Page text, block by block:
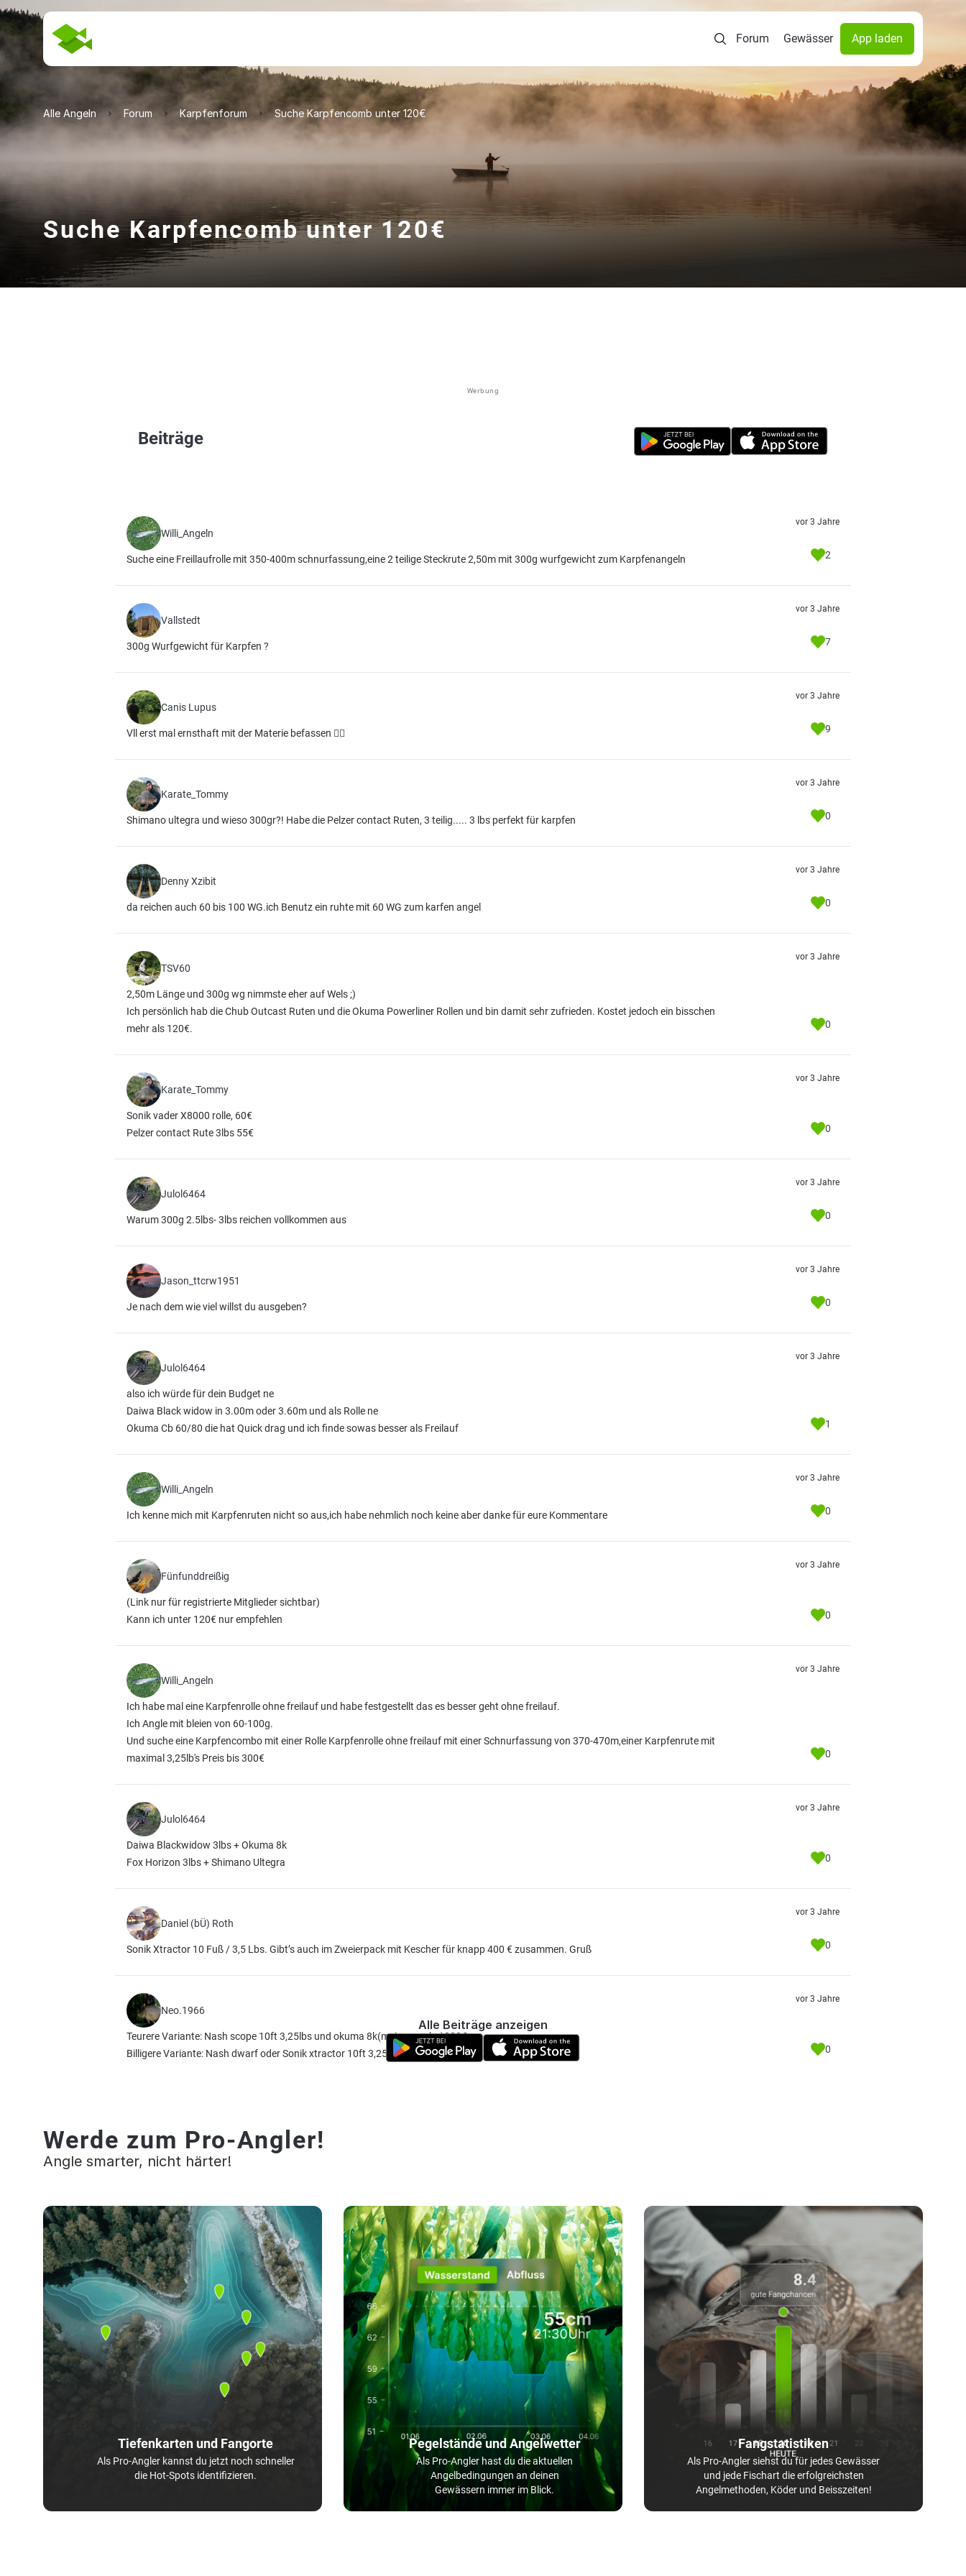
Forum Gewässer App laden
Alle Angeln Forum Karpfenforum Suche Karpfencomb unter 120€
Suche Karpfencomb unter 120€
Werbung
Beiträge
Willi_Angeln
Suche eine Freillaufrolle mit 350-400m schnurfassung,eine 2 teilige Steckrute 2,50m mit 300g wurfgewicht zum Karpfenangeln
vor 3 Jahre
2
Vallstedt
300g Wurfgewicht für Karpfen ?
vor 3 Jahre
7
Canis Lupus
Vll erst mal ernsthaft mit der Materie befassen 🤷‍♂️
vor 3 Jahre
9
Karate_Tommy
Shimano ultegra und wieso 300gr?! Habe die Pelzer contact Ruten, 3 teilig..... 3 lbs perfekt für karpfen
vor 3 Jahre
0
Denny Xzibit
da reichen auch 60 bis 100 WG.ich Benutz ein ruhte mit 60 WG zum karfen angel
vor 3 Jahre
0
TSV60
2,50m Länge und 300g wg nimmste eher auf Wels ;)
Ich persönlich hab die Chub Outcast Ruten und die Okuma Powerliner Rollen und bin damit sehr zufrieden. Kostet jedoch ein bisschen
mehr als 120€.
vor 3 Jahre
0
Karate_Tommy
Sonik vader X8000 rolle, 60€
Pelzer contact Rute 3lbs 55€
vor 3 Jahre
0
Julol6464
Warum 300g 2.5lbs- 3lbs reichen vollkommen aus
vor 3 Jahre
0
Jason_ttcrw1951
Je nach dem wie viel willst du ausgeben?
vor 3 Jahre
0
Julol6464
also ich würde für dein Budget ne
Daiwa Black widow in 3.00m oder 3.60m und als Rolle ne
Okuma Cb 60/80 die hat Quick drag und ich finde sowas besser als Freilauf
vor 3 Jahre
1
Willi_Angeln
Ich kenne mich mit Karpfenruten nicht so aus,ich habe nehmlich noch keine aber danke für eure Kommentare
vor 3 Jahre
0
Fünfunddreißig
(Link nur für registrierte Mitglieder sichtbar)
Kann ich unter 120€ nur empfehlen
vor 3 Jahre
0
Willi_Angeln
Ich habe mal eine Karpfenrolle ohne freilauf und habe festgestellt das es besser geht ohne freilauf.
Ich Angle mit bleien von 60-100g.
Und suche eine Karpfencombo mit einer Rolle Karpfenrolle ohne freilauf mit einer Schnurfassung von 370-470m,einer Karpfenrute mit
maximal 3,25lb's Preis bis 300€
vor 3 Jahre
0
Julol6464
Daiwa Blackwidow 3lbs + Okuma 8k
Fox Horizon 3lbs + Shimano Ultegra
vor 3 Jahre
0
Daniel (bÜ) Roth
Sonik Xtractor 10 Fuß / 3,5 Lbs. Gibt’s auch im Zweierpack mit Kescher für knapp 400 € zusammen. Gruß
vor 3 Jahre
0
Neo.1966
Teurere Variante: Nash scope 10ft 3,25lbs und okuma 8k(meine combo)280€
Billigere Variante: Nash dwarf oder Sonik xtractor 10ft 3,25lbs und Fox eos 10000FD 100-120€
vor 3 Jahre
0
Alle Beiträge anzeigen
Werde zum Pro-Angler!
Angle smarter, nicht härter!
Tiefenkarten und Fangorte
Als Pro-Angler kannst du jetzt noch schneller
die Hot-Spots identifizieren.
Pegelstände und Angelwetter
Als Pro-Angler hast du die aktuellen
Angelbedingungen an deinen
Gewässern immer im Blick.
Fangstatistiken
Als Pro-Angler siehst du für jedes Gewässer
und jede Fischart die erfolgreichsten
Angelmethoden, Köder und Beisszeiten!